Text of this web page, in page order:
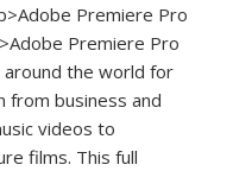
Premiere Pro
Premiere Pro
the world for
business and
videos to
films. This full